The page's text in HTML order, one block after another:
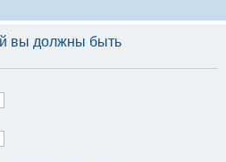
вы должны быть